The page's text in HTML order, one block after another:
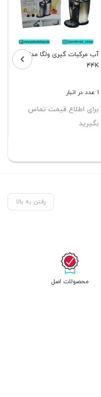
آب مرکبات گیری ولگا مدل
44K
1 عدد در انبار
برای اطلاع قیمت تماس
بگیرید
رفتن به بالا
محصولات اصل